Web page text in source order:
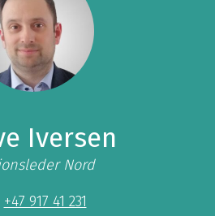
Iversen
Nord
+47 917 41 231